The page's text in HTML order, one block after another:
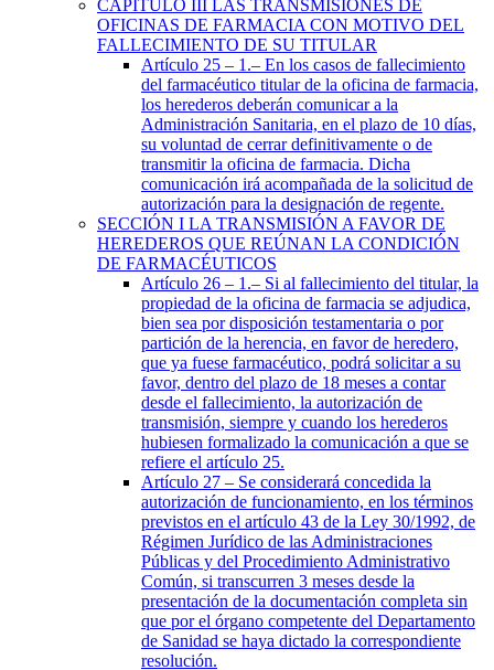
CAPÍTULO III LAS TRANSMISIONES DE
OFICINAS DE FARMACIA CON MOTIVO DEL
FALLECIMIENTO DE SU TITULAR
Artículo 25 – 1.– En los casos de fallecimiento
del farmacéutico titular de la oficina de farmacia,
los herederos deberán comunicar a la
Administración Sanitaria, en el plazo de 10 días,
su voluntad de cerrar definitivamente o de
transmitir la oficina de farmacia. Dicha
comunicación irá acompañada de la solicitud de
autorización para la designación de regente.
SECCIÓN I LA TRANSMISIÓN A FAVOR DE
HEREDEROS QUE REÚNAN LA CONDICIÓN
DE FARMACÉUTICOS
Artículo 26 – 1.– Si al fallecimiento del titular, la
propiedad de la oficina de farmacia se adjudica,
bien sea por disposición testamentaria o por
partición de la herencia, en favor de heredero,
que ya fuese farmacéutico, podrá solicitar a su
favor, dentro del plazo de 18 meses a contar
desde el fallecimiento, la autorización de
transmisión, siempre y cuando los herederos
hubiesen formalizado la comunicación a que se
refiere el artículo 25.
Artículo 27 – Se considerará concedida la
autorización de funcionamiento, en los términos
previstos en el artículo 43 de la Ley 30/1992, de
Régimen Jurídico de las Administraciones
Públicas y del Procedimiento Administrativo
Común, si transcurren 3 meses desde la
presentación de la documentación completa sin
que por el órgano competente del Departamento
de Sanidad se haya dictado la correspondiente
resolución.